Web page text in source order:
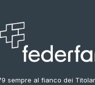
sempre al fianco dei